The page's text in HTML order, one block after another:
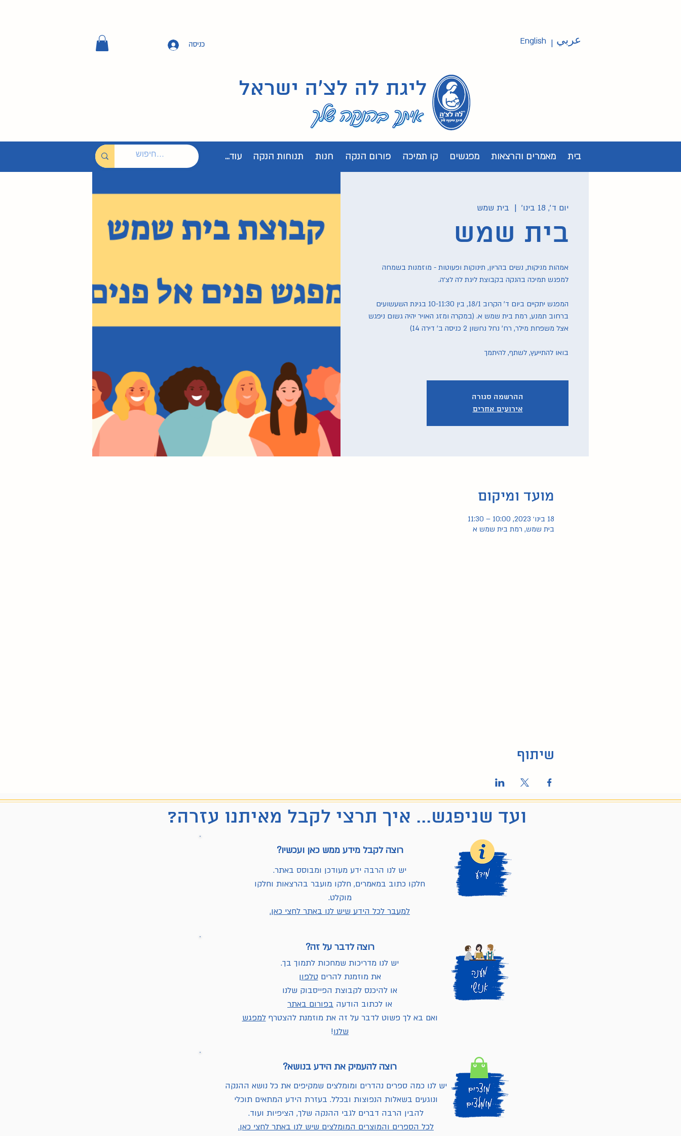
כניסה English عربي |
ליגת לה לצ'ה ישראל
בית מאמרים והרצאות מפגשים קו תמיכה פורום הנקה חנות תנוחות הנקה עוד...
יום ד׳, 18 בינו׳
  |
בית שמש
בית שמש
אמהות מניקות, נשים בהריון, תינוקות ופעוטות - מוזמנות בשמחה
המפגש יתקיים ביום ד' הקרוב 18/1, בין 10-11:30 בגינת השעשועים
ברחוב תמנע, רמת בית שמש א. (במקרה ומזג האויר יהיה גשום ניפגש
בואו להתייעץ, לשתף, להיתמך
ההרשמה סגורה
אירועים אחרים
מועד ומיקום
18 בינו׳ 2023, 10:00 – 11:30
בית שמש, רמת בית שמש א
שיתוף
ועד שניפגש... איך תרצי לקבל מאיתנו עזרה?
רוצה לקבל מידע ממש כאן ועכשיו?
יש לנו הרבה ידע מעודכן ומבוסס באתר.
חלקו כתוב במאמרים, חלקו מועבר בהרצאות וחלקו
מוקלט.
למעבר לכל הידע שיש לנו באתר לחצי כאן.
רוצה לדבר על זה?
יש לנו מדריכות שמחכות לתמוך בך.
את מוזמנת להריםטלפון
או להיכנס לקבוצת הפייסבוק שלנו
או לכתוב הודעה בפורום באתר
ואם בא לך פשוט לדבר על זה את מוזמנת להצטרףלמפגש
שלנו!
רוצה להעמיק את הידע בנושא?
יש לנו כמה ספרים נהדרים ומומלצים שמקיפים את כל נושא ההנקה
ונוגעים בשאלות הנפוצות ובכלל. בעזרת הידע המתאים תוכלי
להבין הרבה דברים לגבי ההנקה שלך, הציפיות ועוד.
לכל הספרים והמוצרים המומלצים שיש לנו באתר לחצי כאן.